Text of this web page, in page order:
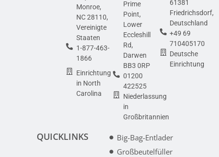
Monroe,
NC 28110,
Vereinigte
Staaten
1-877-463-
1866
Einrichtung
in North
Carolina
Prime
Point,
Lower
Eccleshill
Rd,
Darwen
BB3 0RP
01200
422525
Niederlassung
in
Großbritannien
61381
Friedrichsdorf,
Deutschland
+49 69
710405170
Deutsche
Einrichtung
QUICKLINKS
Big-Bag-Entlader
Großbeutelfüller